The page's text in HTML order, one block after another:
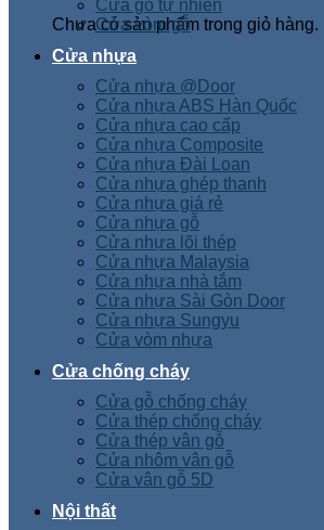
Chưa có sản phẩm trong giỏ hàng.
Cửa gỗ tự nhiên
Cửa vòm gỗ
Cửa nhựa
Cửa nhựa @Door
Cửa nhựa ABS Hàn Quốc
Cửa nhựa cao cấp
Cửa nhựa Composite
Cửa nhựa Đài Loan
Cửa nhựa ghép thanh
Cửa nhựa giá rẻ
Cửa nhựa gỗ
Cửa nhựa lõi thép
Cửa nhựa Malaysia
Cửa nhựa nhà tắm
Cửa nhựa Sài Gòn Door
Cửa nhựa Sungyu
Cửa vòm nhựa
Cửa chống cháy
Cửa gỗ chống cháy
Cửa thép chống cháy
Cửa thép vân gỗ
Cửa nhôm vân gỗ
Cửa vân gỗ 5D
Nội thất